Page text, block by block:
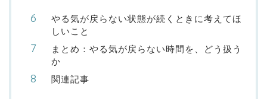
やる気が戻らない状態が続くときに考えてほ
しいこと
まとめ：やる気が戻らない時間を、どう扱う
か
関連記事